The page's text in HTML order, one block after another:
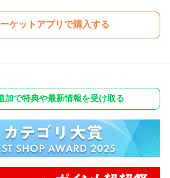
ケットアプリで購入する
加で特典や最新情報を受け取る